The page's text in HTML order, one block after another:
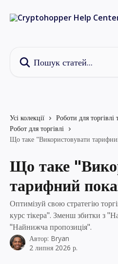
Усі колекції
Роботи для торгівлі
Робот для торгівлі
Що таке "Використовувати
Що таке
тарифний
Оптимізуй свою стратегію
курс тікера". Зменш збитки з
"Найнижча пропозиція".
Автор: Bryan
2 липня 2026 р.